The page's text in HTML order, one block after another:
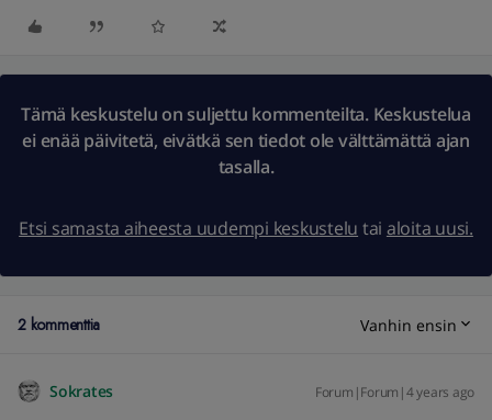
Tämä keskustelu on suljettu kommenteilta. Keskustelua
ei enää päivitetä, eivätkä sen tiedot ole välttämättä ajan
tasalla.
Etsi samasta aiheesta uudempi keskustelu tai aloita uusi.
2 kommenttia Vanhin ensin
Sokrates Forum|Forum|4 years ago